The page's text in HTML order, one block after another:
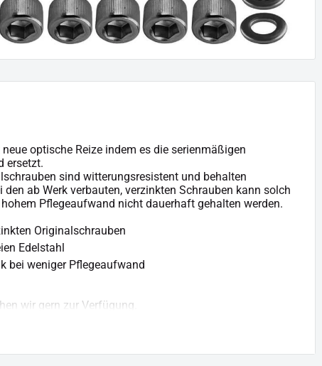
optische Reize indem es die serienmäßigen
ersetzt.
sind witterungsresistent und behalten
ab Werk verbauten, verzinkten Schrauben kann solch
Pflegeaufwand nicht dauerhaft gehalten werden.
Originalschrauben
Edelstahl
bei weniger Pflegeaufwand
wir gern zur Verfügung.